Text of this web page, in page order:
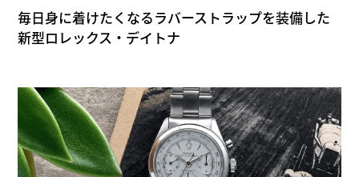
毎日身に着けたくなるラバーストラップを装備した
新型ロレックス・デイトナ